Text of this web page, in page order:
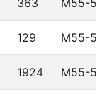
363 M55-
129 M55-
1924 M55-